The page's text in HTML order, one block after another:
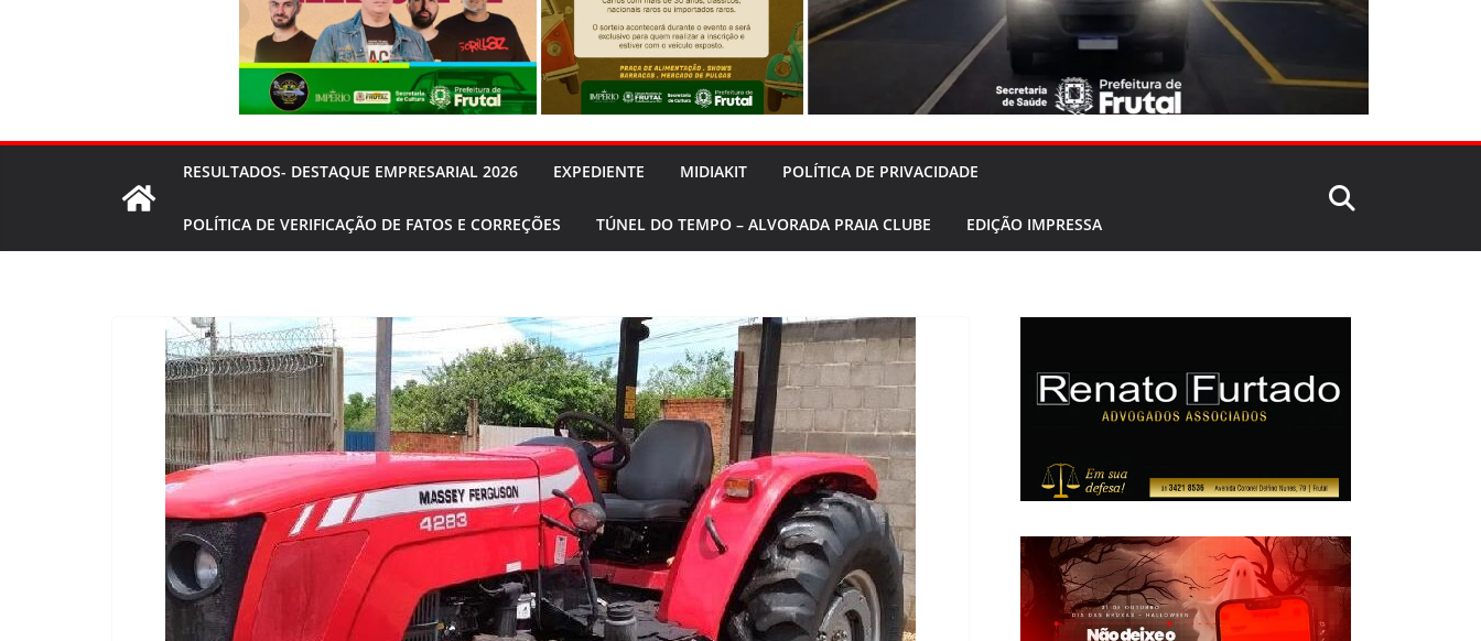
RESULTADOS- DESTAQUE EMPRESARIAL 2026 EXPEDIENTE MIDIAKIT POLÍTICA DE PRIVACIDADE
POLÍTICA DE VERIFICAÇÃO DE FATOS E CORREÇÕES TÚNEL DO TEMPO – ALVORADA PRAIA CLUBE EDIÇÃO IMPRESSA